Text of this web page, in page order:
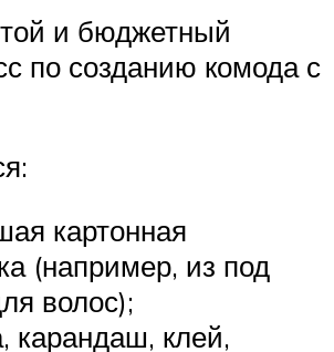
и бюджетный
по созданию комода с
картонная
(например, из под
волос);
карандаш, клей,